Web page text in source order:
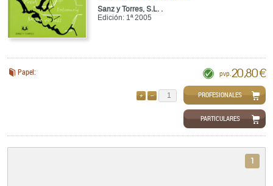
Sanz y Torres, S.L. .
Edición: 1ª 2005
Papel: pvp. 20,80 €
QUITARPROFESIONALES
PARTICULARES
1